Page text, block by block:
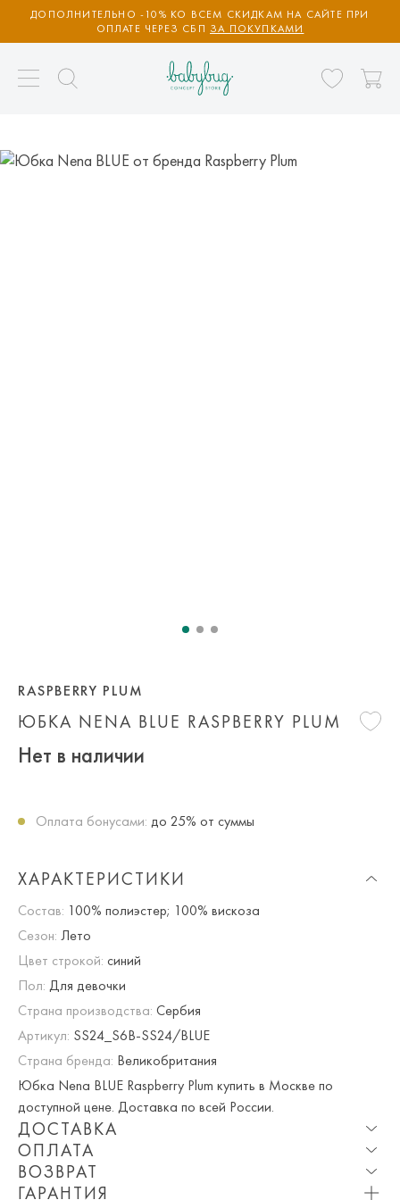
ДОПОЛНИТЕЛЬНО -10% КО ВСЕМ СКИДКАМ НА САЙТЕ ПРИ
ОПЛАТЕ ЧЕРЕЗ СБП ЗА ПОКУПКАМИ
ЮБКА NENA BLUE RASPBERRY PLUM
RASPBERRY PLUM
Нет в наличии
Оплата бонусами: до 25% от суммы
ХАРАКТЕРИСТИКИ
Состав: 100% полиэстер; 100% вискоза
Сезон: Лето
Цвет строкой: синий
Пол: Для девочки
Страна производства: Сербия
Артикул: SS24_S6B-SS24/BLUE
Страна бренда: Великобритания
Юбка Nena BLUE Raspberry Plum купить в Москве по
доступной цене. Доставка по всей России.
ДОСТАВКА
Опция частичная доставка и примерка доступна для
Москвы и МО.
ОПЛАТА
При оплате онлайн вы получаете 10% скидку. Любые
ВОЗВРАТ
ГАРАНТИЯ